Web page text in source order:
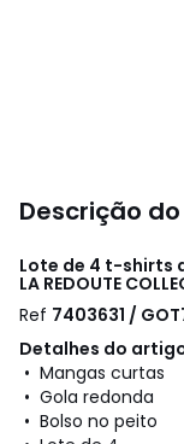
Descrição
Lote de 4 t-shirts
LA REDOUTE
Ref 7403631 /
Detalhes do
• Mangas curtas
• Gola redonda
• Bolso no peito